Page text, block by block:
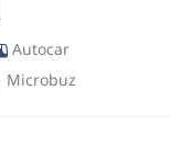
Autocar
Microbuz